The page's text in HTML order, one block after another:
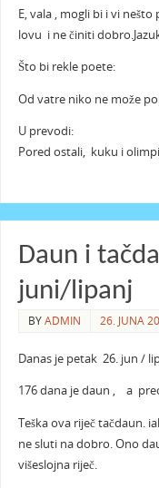
E, vala , mogli bi i vi
lovu i ne činiti
Što bi rekle poete:
Od vatre niko ne može
U prevodi:
Pored ostali, kuku i
Daun i
juni/lipanj
BYADMIN 26. JUNA
Danas je petak 26. jun /
176 dana je daun , a
Teška ova riječ tačdaun.
ne sluti na dobro. Ono
višeslojna riječ.